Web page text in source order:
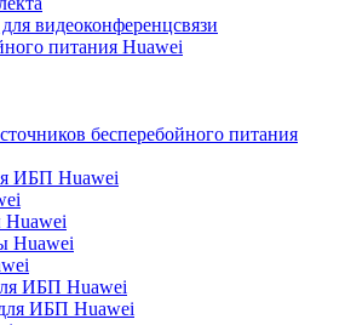
видеоконференцсвязи
питания Huawei
бесперебойного питания
ИБП Huawei
Huawei
Huawei
ИБП Huawei
ИБП Huawei